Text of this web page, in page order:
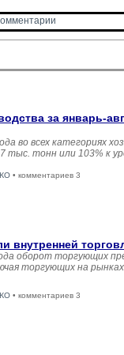
за январь-
во всех категориях
тыс. тонн или 103% к
• комментариев 3
внутренней
оборот торгующих
торгующих на
• комментариев 3